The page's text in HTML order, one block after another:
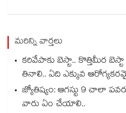
మరిన్ని వార్తలు
కరివేపాకు బెస్టా.. కొత్తిమీర
తినాలి.. ఏది ఎక్కువ
జ్యోతిష్యం: ఆగస్టు 9 చాలా
వారు ఏం చేయాలి..